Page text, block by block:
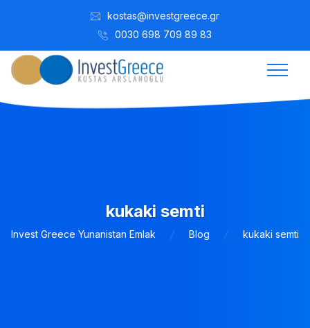
kostas@investgreece.gr
0030 698 709 89 83
kukaki semti
Invest Greece Yunanistan Emlak Blog kukaki semti